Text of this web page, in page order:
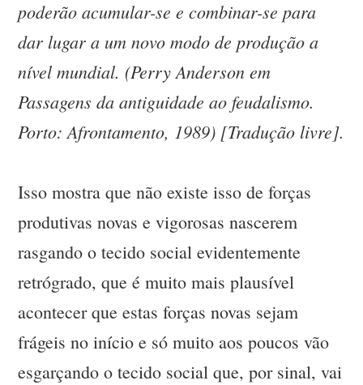
poderão acumular-se e combinar-se para
dar lugar a um novo modo de produção a
nível mundial. (Perry Anderson em
Passagens da antiguidade ao feudalismo.
Porto: Afrontamento, 1989) [Tradução livre].
Isso mostra que não existe isso de forças
produtivas novas e vigorosas nascerem
rasgando o tecido social evidentemente
retrógrado, que é muito mais plausível
acontecer que estas forças novas sejam
frágeis no início e só muito aos poucos vão
esgarçando o tecido social que, por sinal, vai